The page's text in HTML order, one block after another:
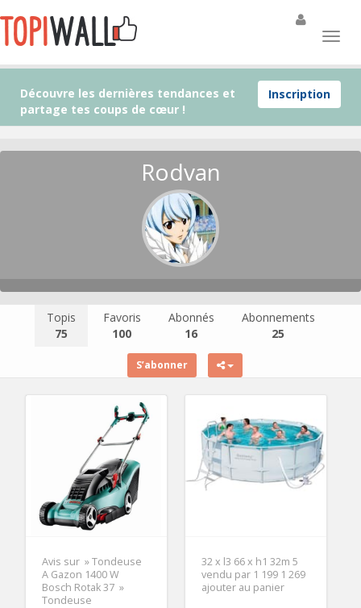
Inscription
Découvre les dernières tendances et
partage tes coups de cœur !
Rodvan
Topis
75
Favoris
100
Abonnés
16
Abonnements
25
S’abonner
Avis sur » Tondeuse
A Gazon 1400 W
Bosch Rotak 37 »
Tondeuse
32 x l3 66 x h1 32m 5
vendu par 1 199 1 269
ajouter au panier